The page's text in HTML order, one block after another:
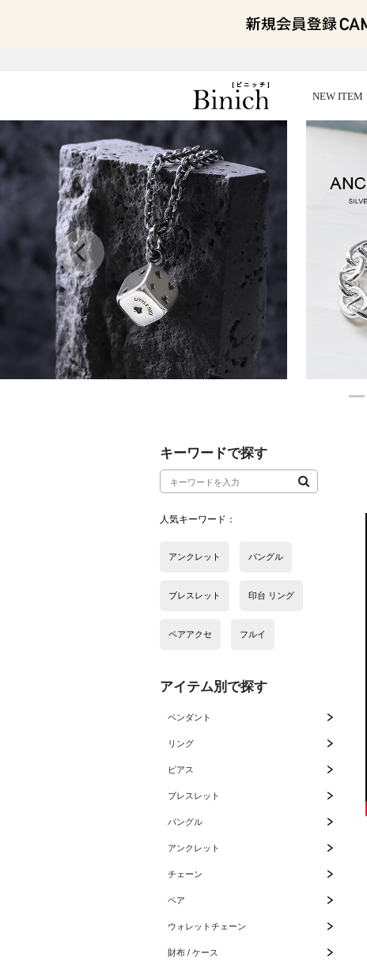
アイテム別で探す
ペンダント
リング
ピアス
ブレスレット
バングル
アンクレット
チェーン
ペア
ウォレットチェーン
財布 / ケース